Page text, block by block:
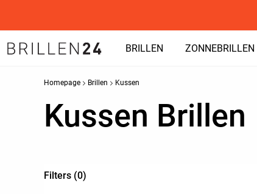
BRILLEN ZONNEBRILLEN
Homepage Brillen Kussen
Kussen Brillen
Filters (0)